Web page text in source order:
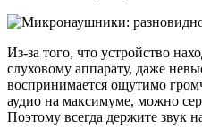
Из-за того, что устройство
слуховому аппарату, даже
воспринимается ощутимо
аудио на максимуме, можно
Поэтому всегда держите звук